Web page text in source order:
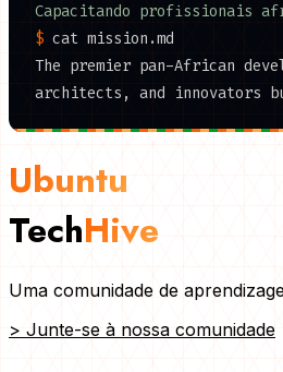
Capacitando profissionais
$ cat mission.md
The premier pan-African
architects, and innovators
Ubuntu
TechHive
Uma comunidade de
> Junte-se à nossa comunidade